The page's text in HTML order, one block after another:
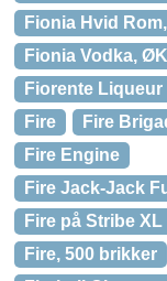
Fionia Hvid
Fionia Vodka,
Fiorente
Fire
Fire
Fire Engine
Fire Jack-Jack
Fire på Stribe XL
Fire, 500 brikker